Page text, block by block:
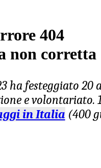
404
non corretta
ha festeggiato 20
e volontariato.
in Italia (400